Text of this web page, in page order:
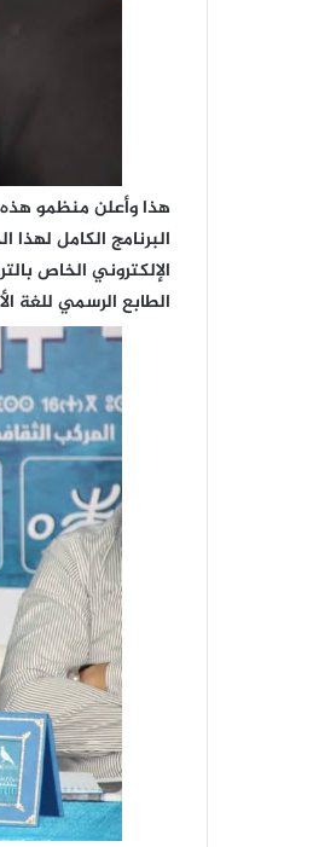
هذا وأعلن منظمو هذه
البرنامج الكامل
الإلكتروني الخاص
الطابع الرسمي للغة